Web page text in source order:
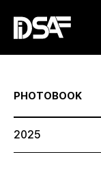
PHOTOBOOK
2025